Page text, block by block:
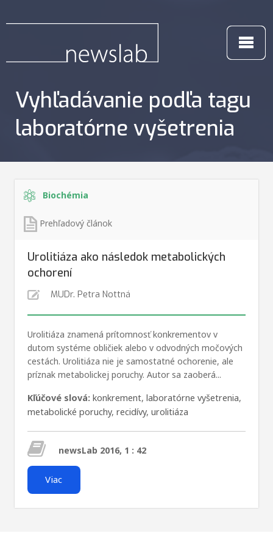
Vyhľadávanie podľa tagu
laboratórne vyšetrenia
Biochémia
Prehľadový článok
Urolitiáza ako následok metabolických
ochorení
MUDr. Petra Nottná
Urolitiáza znamená prítomnosť konkrementov v
dutom systéme obličiek alebo v odvodných močových
cestách. Urolitiáza nie je samostatné ochorenie, ale
príznak metabolickej poruchy. Autor sa zaoberá...
Kľúčové slová: konkrement, laboratórne vyšetrenia,
metabolické poruchy, recidívy, urolitiáza
newsLab 2016, 1 : 42
Viac